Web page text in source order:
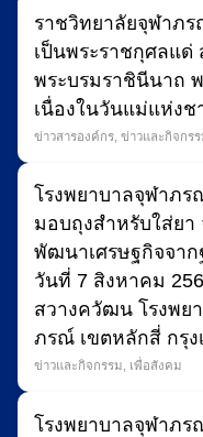
ราชวิทยาลัยจุฬาภ
เป็นพระราชกุศลแด่
พระบรมราชินีนาถ
เนื่องในวันแม่แห่ง
ข่าวสารองค์กร ข่าวและกิจกรร
โรงพยาบาลจุฬาภ
มอบถุงสำหรับใส่ยา
พัฒนาเศรษฐกิจจา
วันที่ 7 สิงหาคม
สวางควัฒน โรงพย
ภรณ์ เขตหลักสี่ กรุ
ข่าวและกิจกรรม เพื่อสังคม
โรงพยาบาลจุฬาภ